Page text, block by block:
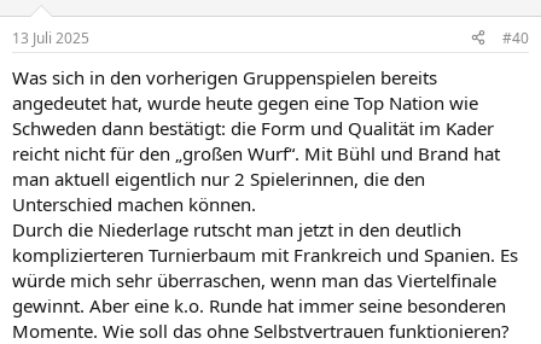
e
:
13 Juli 2025 #40
Was sich in den vorherigen Gruppenspielen bereits
angedeutet hat, wurde heute gegen eine Top Nation wie
Schweden dann bestätigt: die Form und Qualität im Kader
reicht nicht für den „großen Wurf“. Mit Bühl und Brand hat
man aktuell eigentlich nur 2 Spielerinnen, die den
Unterschied machen können.
Durch die Niederlage rutscht man jetzt in den deutlich
komplizierteren Turnierbaum mit Frankreich und Spanien. Es
würde mich sehr überraschen, wenn man das Viertelfinale
gewinnt. Aber eine k.o. Runde hat immer seine besonderen
Momente. Wie soll das ohne Selbstvertrauen funktionieren?